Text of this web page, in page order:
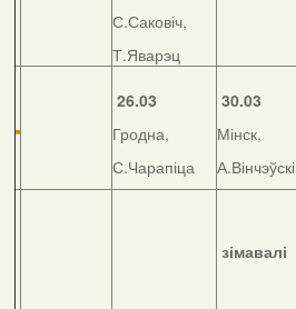
С.Саковіч,
Т.Яварэц
26.03
Гродна,
С.Чарапіца
30.03
Мінск,
А.Вінчэўскі
зімавалі